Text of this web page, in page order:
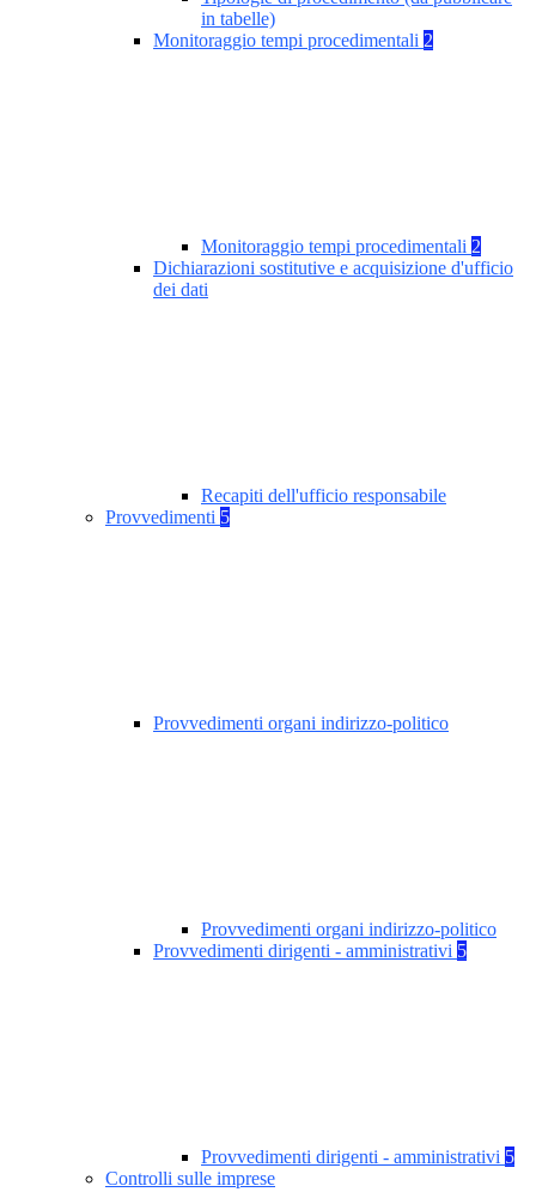
in tabelle)
Monitoraggio tempi procedimentali 2
Monitoraggio tempi procedimentali 2
Dichiarazioni sostitutive e acquisizione d'ufficio
dei dati
Recapiti dell'ufficio responsabile
Provvedimenti 5
Provvedimenti organi indirizzo-politico
Provvedimenti organi indirizzo-politico
Provvedimenti dirigenti - amministrativi 5
Provvedimenti dirigenti - amministrativi 5
Controlli sulle imprese